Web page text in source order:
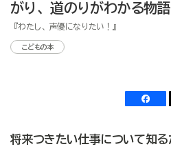
がり、道のりがわかる物語
『わたし、声優になりたい！』
こどもの本
将来つきたい仕事について知る